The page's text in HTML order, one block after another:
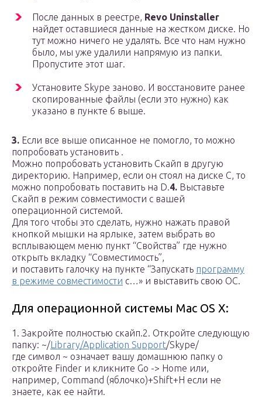
После данных в реестре, Revo Uninstaller
найдет оставшиеся данные на жестком диске. Но
тут можно ничего не удалять. Все что нам нужно
было, мы уже удалили напрямую из папки.
Пропустите этот шаг.
Установите Skype заново. И восстановите ранее
скопированные файлы (если это нужно) как
указано в пункте 6 выше.
3. Если все выше описанное не помогло, то можно
попробовать установить .
Можно попробовать установить Скайп в другую
директорию. Например, если он стоял на диске С, то
можно попробовать поставить на D.4. Выставьте
Скайп в режим совместимости с вашей
операционной системой.
Для того чтобы это сделать, нужно нажать правой
кнопкой мышки на ярлыке, затем выбрать во
всплывающем меню пункт “Свойства” где нужно
открыть вкладку “Совместимость”,
и поставить галочку на пункте “Запускать программу
в режиме совместимости с…» и выставить свою ОС.
Для операционной системы Mac OS X:
1. Закройте полностью скайп.2. Откройте следующую
папку: ~/Library/Application Support/Skype/
где символ ~ означает вашу домашнюю папку о
откройте Finder и кликните Go -> Home или,
например, Command (яблочко)+Shift+H если не
знаете, как ее найти.